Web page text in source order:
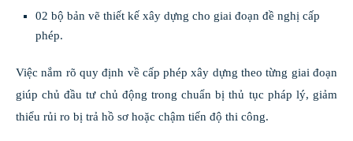
02 bộ bản vẽ thiết kế xây dựng cho giai đoạn đề nghị cấp
phép.
Việc nắm rõ quy định về cấp phép xây dựng theo từng giai đoạn
giúp chủ đầu tư chủ động trong chuẩn bị thủ tục pháp lý, giảm
thiểu rủi ro bị trả hồ sơ hoặc chậm tiến độ thi công.